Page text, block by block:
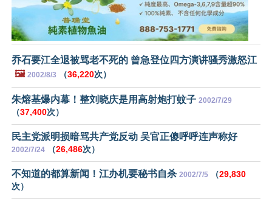
乔石要江全退被骂老不死的 曾急登位四方演讲骚秀激怒江
🖼️ 2002/8/3 （36,220次）
朱熔基爆内幕！整刘晓庆是用高射炮打蚊子 2002/7/29
（37,400次）
民主党派明损暗骂共产党反动 吴官正傻呼呼连声称好
2002/7/24 （26,486次）
不知道的都算新闻！江办机要秘书自杀 2002/7/5 （29,830
次）